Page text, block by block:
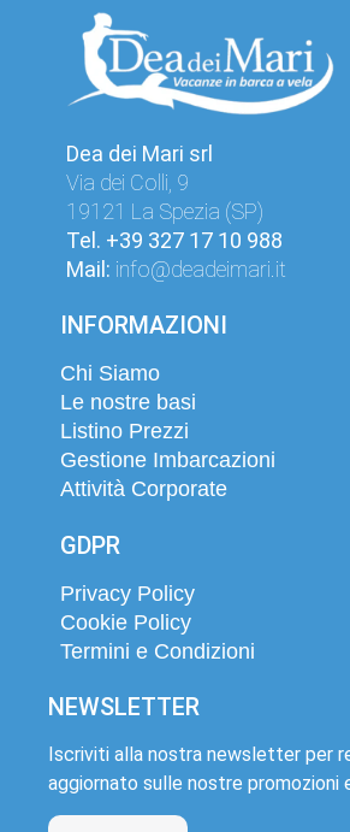
Dea dei Mari srl
Via dei Colli, 9
19121 La Spezia (SP)
Tel. +39 327 17 10 988
Mail: info@deadeimari.it
INFORMAZIONI
Chi Siamo
Le nostre basi
Listino Prezzi
Gestione Imbarcazioni
Attività Corporate
GDPR
Privacy Policy
Cookie Policy
Termini e Condizioni
NEWSLETTER
Iscriviti alla nostra newsletter per
aggiornato sulle nostre promozioni